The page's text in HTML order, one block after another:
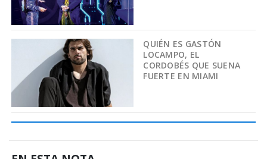
QUIÉN ES GASTÓN
LOCAMPO, EL
CORDOBÉS QUE SUENA
FUERTE EN MIAMI